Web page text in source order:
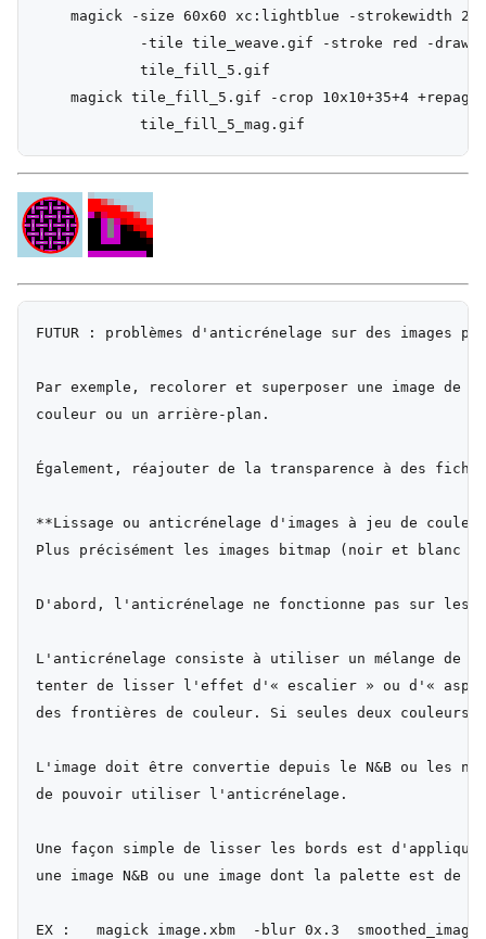
    magick -size 60x60 xc:lightblue -strokewidth 2 \
-tile tile_weave.gif -stroke red -draw
            tile_fill_5.gif
magick tile_fill_5.gif -crop 10x10+35+4 +repage
FUTUR : problèmes d'anticrénelage sur des images
Par exemple, recolorer et superposer une image de
couleur ou un arrière-plan.
Également, réajouter de la transparence à des
**Lissage ou anticrénelage d'images à jeu de
Plus précisément les images bitmap (noir et blanc
D'abord, l'anticrénelage ne fonctionne pas sur les
L'anticrénelage consiste à utiliser un mélange de
tenter de lisser l'effet d'« escalier » ou d'«
des frontières de couleur. Si seules deux couleurs
L'image doit être convertie depuis le N&B ou les
de pouvoir utiliser l'anticrénelage.
Une façon simple de lisser les bords est
une image N&B ou une image dont la palette est de